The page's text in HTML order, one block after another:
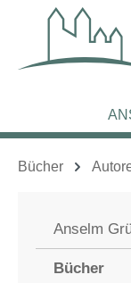
Hauptinhalt
Zur Suche springen
Zur
Bücher
Anselm
Bücher